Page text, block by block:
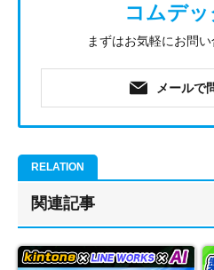
コムデ
まずはお気軽にお問い
メールで
関連記事